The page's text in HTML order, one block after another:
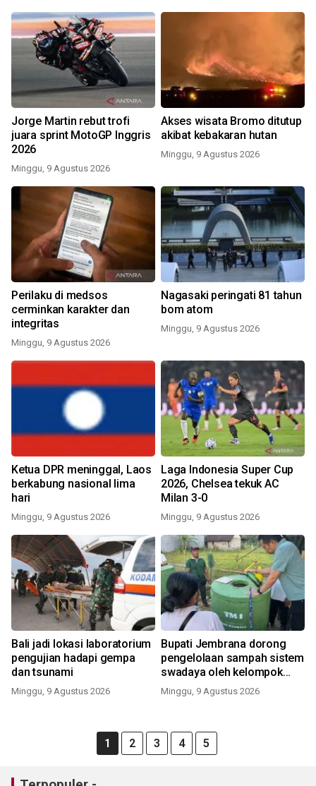
Jorge Martin rebut trofi
juara sprint MotoGP Inggris
2026
Minggu, 9 Agustus 2026
Akses wisata Bromo ditutup
akibat kebakaran hutan
Minggu, 9 Agustus 2026
Perilaku di medsos
cerminkan karakter dan
integritas
Minggu, 9 Agustus 2026
Nagasaki peringati 81 tahun
bom atom
Minggu, 9 Agustus 2026
Ketua DPR meninggal, Laos
berkabung nasional lima
hari
Minggu, 9 Agustus 2026
Laga Indonesia Super Cup
2026, Chelsea tekuk AC
Milan 3-0
Minggu, 9 Agustus 2026
Bali jadi lokasi laboratorium
pengujian hadapi gempa
dan tsunami
Minggu, 9 Agustus 2026
Bupati Jembrana dorong
pengelolaan sampah sistem
swadaya oleh kelompok
masyarakat
Minggu, 9 Agustus 2026
1 2 3 4 5